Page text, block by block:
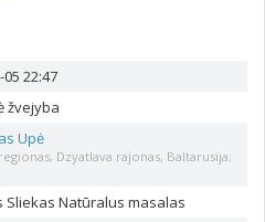
22:47
žvejyba
Upė
Dzyatlava rajonas, Baltarusija;
Sliekas Natūralus masalas